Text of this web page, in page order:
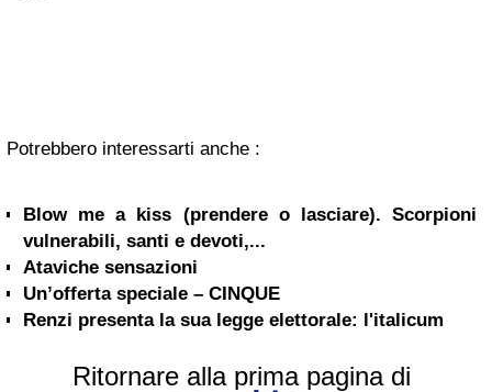
Potrebbero interessarti anche :
Blow me a kiss (prendere o lasciare). Scorpioni
vulnerabili, santi e devoti,...
Ataviche sensazioni
Un’offerta speciale – CINQUE
Renzi presenta la sua legge elettorale: l'italicum
Ritornare alla prima pagina di